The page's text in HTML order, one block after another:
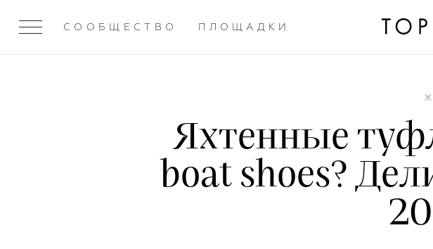
СООБЩЕСТВО ПЛОЩАДКИ
Яхтенные
boat shoes?